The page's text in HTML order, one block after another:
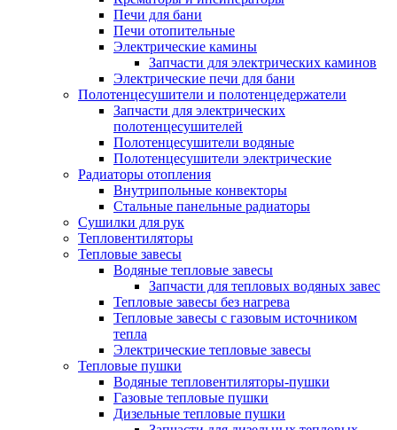
Печи для бани
Печи отопительные
Электрические камины
Запчасти для электрических каминов
Электрические печи для бани
Полотенцесушители и полотенцедержатели
Запчасти для электрических
полотенцесушителей
Полотенцесушители водяные
Полотенцесушители электрические
Радиаторы отопления
Внутрипольные конвекторы
Стальные панельные радиаторы
Сушилки для рук
Тепловентиляторы
Тепловые завесы
Водяные тепловые завесы
Запчасти для тепловых водяных завес
Тепловые завесы без нагрева
Тепловые завесы с газовым источником
тепла
Электрические тепловые завесы
Тепловые пушки
Водяные тепловентиляторы-пушки
Газовые тепловые пушки
Дизельные тепловые пушки